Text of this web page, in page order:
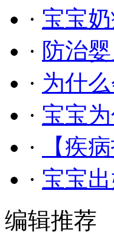
· 宝宝
· 防治
· 为什
· 宝宝
·
【疾
· 宝宝
编辑推荐